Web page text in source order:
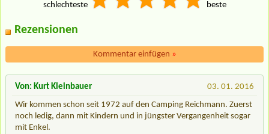
schlechteste beste
Rezensionen
Kommentar einfügen »
03. 01. 2016
Von: Kurt Kleinbauer
Wir kommen schon seit 1972 auf den Camping Reichmann. Zuerst
noch ledig, dann mit Kindern und in jüngster Vergangenheit sogar
mit Enkel.